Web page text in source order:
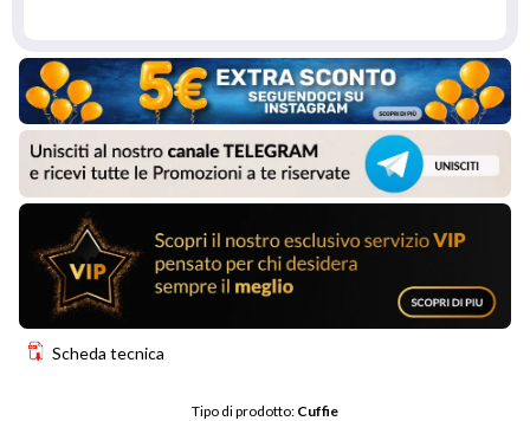
Scheda tecnica
Tipo di prodotto: Cuffie